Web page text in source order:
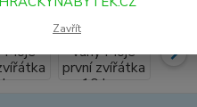
Zavřít